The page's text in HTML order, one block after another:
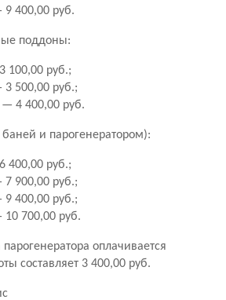
400,00 руб.
поддоны:
100,00 руб.;
500,00 руб.;
4 400,00 руб.
и парогенератором):
400,00 руб.;
900,00 руб.;
400,00 руб.;
700,00 руб.
оплачивается
составляет 3 400,00 руб.